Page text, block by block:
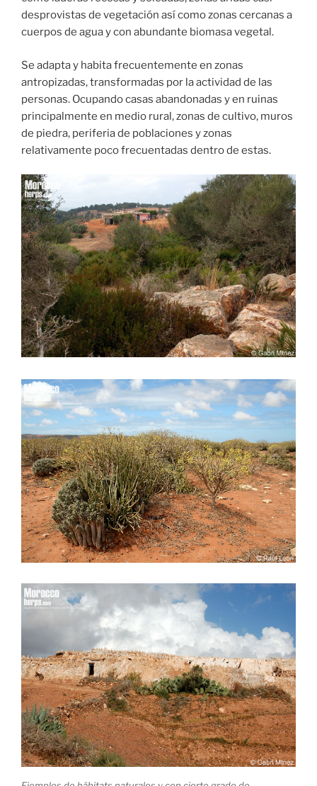
desprovistas de vegetación así como zonas cercanas a
cuerpos de agua y con abundante biomasa vegetal.
Se adapta y habita frecuentemente en zonas
antropizadas, transformadas por la actividad de las
personas. Ocupando casas abandonadas y en ruinas
principalmente en medio rural, zonas de cultivo, muros
de piedra, periferia de poblaciones y zonas
relativamente poco frecuentadas dentro de estas.